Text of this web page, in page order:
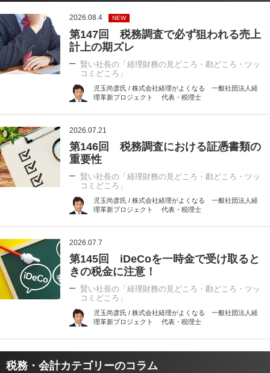
2026.08.4 NEW
第147回 税務調査で必ず狙われる売上
計上の期ズレ
賢い社長の「経理財務の見どころ・勘どころ・ツッ
コミどころ」
児玉尚彦氏 / 株式会社経理がよくなる 一般社団法人経
理革新プロジェクト 代表・税理士
2026.07.21
第146回 税務調査における証憑書類の
重要性
賢い社長の「経理財務の見どころ・勘どころ・ツッ
コミどころ」
児玉尚彦氏 / 株式会社経理がよくなる 一般社団法人経
理革新プロジェクト 代表・税理士
2026.07.7
第145回 iDeCoを一時金で受け取ると
きの税金に注意！
賢い社長の「経理財務の見どころ・勘どころ・ツッ
コミどころ」
児玉尚彦氏 / 株式会社経理がよくなる 一般社団法人経
理革新プロジェクト 代表・税理士
税務・会計カテゴリーのコラム